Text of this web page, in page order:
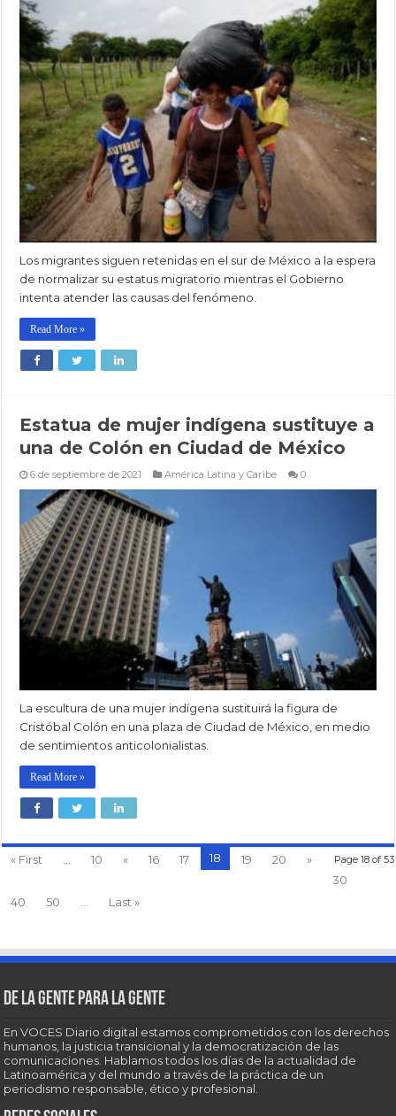
Los migrantes siguen retenidas en el sur de México a la espera
de normalizar su estatus migratorio mientras el Gobierno
intenta atender las causas del fenómeno.
Read More »
Estatua de mujer indígena sustituye a
una de Colón en Ciudad de México
6 de septiembre de 2021 América Latina y Caribe 0
La escultura de una mujer indígena sustituirá la figura de
Cristóbal Colón en una plaza de Ciudad de México, en medio
de sentimientos anticolonialistas.
Read More »
Page 18 of 53
« First 10 « 16 17 18 19 20
»
30
40
50 Last »
De la gente para la gente
En VOCES Diario digital estamos comprometidos con los derechos
humanos, la justicia transicional y la democratización de las
comunicaciones. Hablamos todos los días de la actualidad de
Latinoamérica y del mundo a través de la práctica de un
periodismo responsable, ético y profesional.